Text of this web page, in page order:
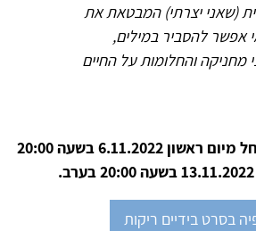
(שאני יצרתי) המבטאת את
אפשר להסביר במילים,
מחניקה והחלומות על החיים
הסרט זמין לצפייה החל מיום ראשון 6.11.2022 בשעה 20:00
בסרט בידיים ריקות